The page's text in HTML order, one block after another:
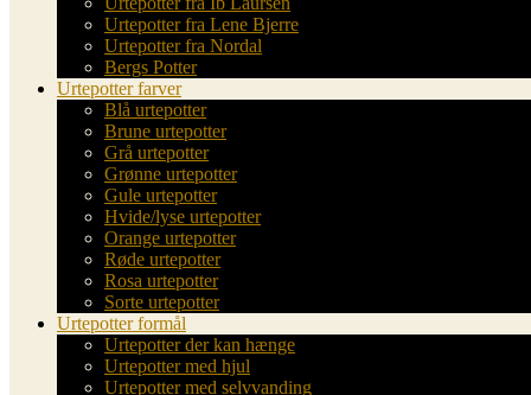
Urtepotter fra Lene Bjerre
Urtepotter fra Nordal
Bergs Potter
Urtepotter farver
Blå urtepotter
Brune urtepotter
Grå urtepotter
Grønne urtepotter
Gule urtepotter
Hvide/lyse urtepotter
Orange urtepotter
Røde urtepotter
Rosa urtepotter
Sorte urtepotter
Urtepotter formål
Urtepotter der kan hænge
Urtepotter med hjul
Urtepotter med selvvanding